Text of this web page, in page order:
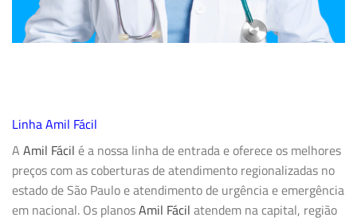
Linha Amil Fácil
A Amil Fácil é a nossa linha de entrada e oferece os melhores
preços com as coberturas de atendimento regionalizadas no
estado de São Paulo e atendimento de urgência e emergência
em nacional. Os planosAmil Fácil atendem na capital, região